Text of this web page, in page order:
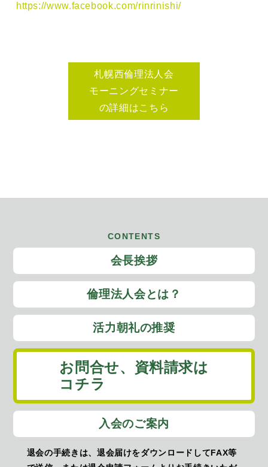
https://www.facebook.com/rinrinishi/
札幌西倫理法人会
モーニングセミナー
の詳細はこちら
CONTENTS
会長挨拶
倫理法人会とは？
活力朝礼の推奨
お問合せ、 資料請求は
コチラ
入会のご案内
退会の手続きは、退会届けをダウンロードしてFAX等